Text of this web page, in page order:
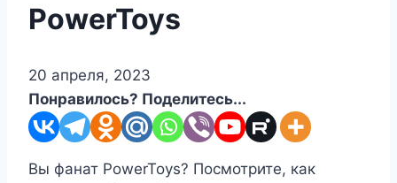
PowerToys
20 апреля, 2023
Понравилось? Поделитесь...
Вы фанат PowerToys? Посмотрите, как